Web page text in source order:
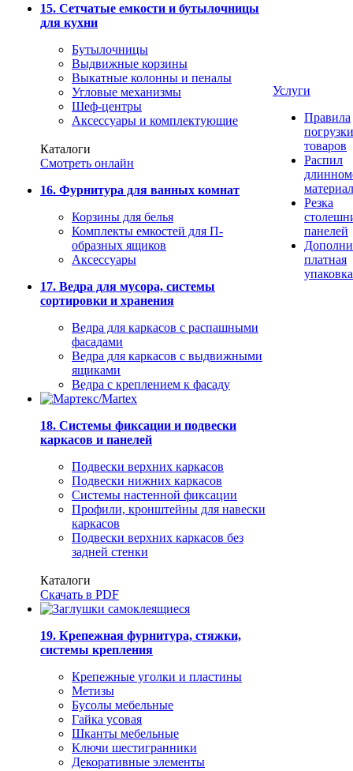
15. Сетчатые емкости и бутылочницы
для кухни
Бутылочницы
Выдвижные корзины
Выкатные колонны и пеналы
Угловые механизмы
Шеф-центры
Аксессуары и комплектующие
Каталоги
Смотреть онлайн
16. Фурнитура для ванных комнат
Корзины для белья
Комплекты емкостей для П-
образных ящиков
Аксессуары
17. Ведра для мусора, системы
сортировки и хранения
Ведра для каркасов с распашными
фасадами
Ведра для каркасов с выдвижными
ящиками
Ведра с креплением к фасаду
18. Системы фиксации и подвески
каркасов и панелей
Подвески верхних каркасов
Подвески нижних каркасов
Системы настенной фиксации
Профили, кронштейны для навески
каркасов
Подвески верхних каркасов без
задней стенки
Каталоги
Скачать в PDF
19. Крепежная фурнитура, стяжки,
системы крепления
Крепежные уголки и пластины
Метизы
Бусолы мебельные
Гайка усовая
Шканты мебельные
Ключи шестигранники
Декоративные элементы
Услуги
Правила
погрузки
товаров
Распил
Резка
панелей
платная
упаковка